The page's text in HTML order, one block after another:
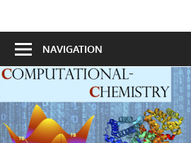
content
計
算
化
学
NAVIGATION